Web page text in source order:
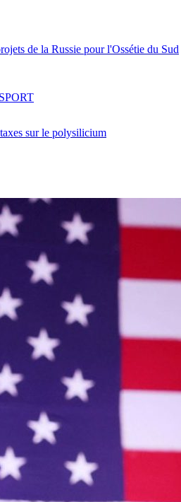
de la Russie pour l'Ossétie du Sud
sur le polysilicium